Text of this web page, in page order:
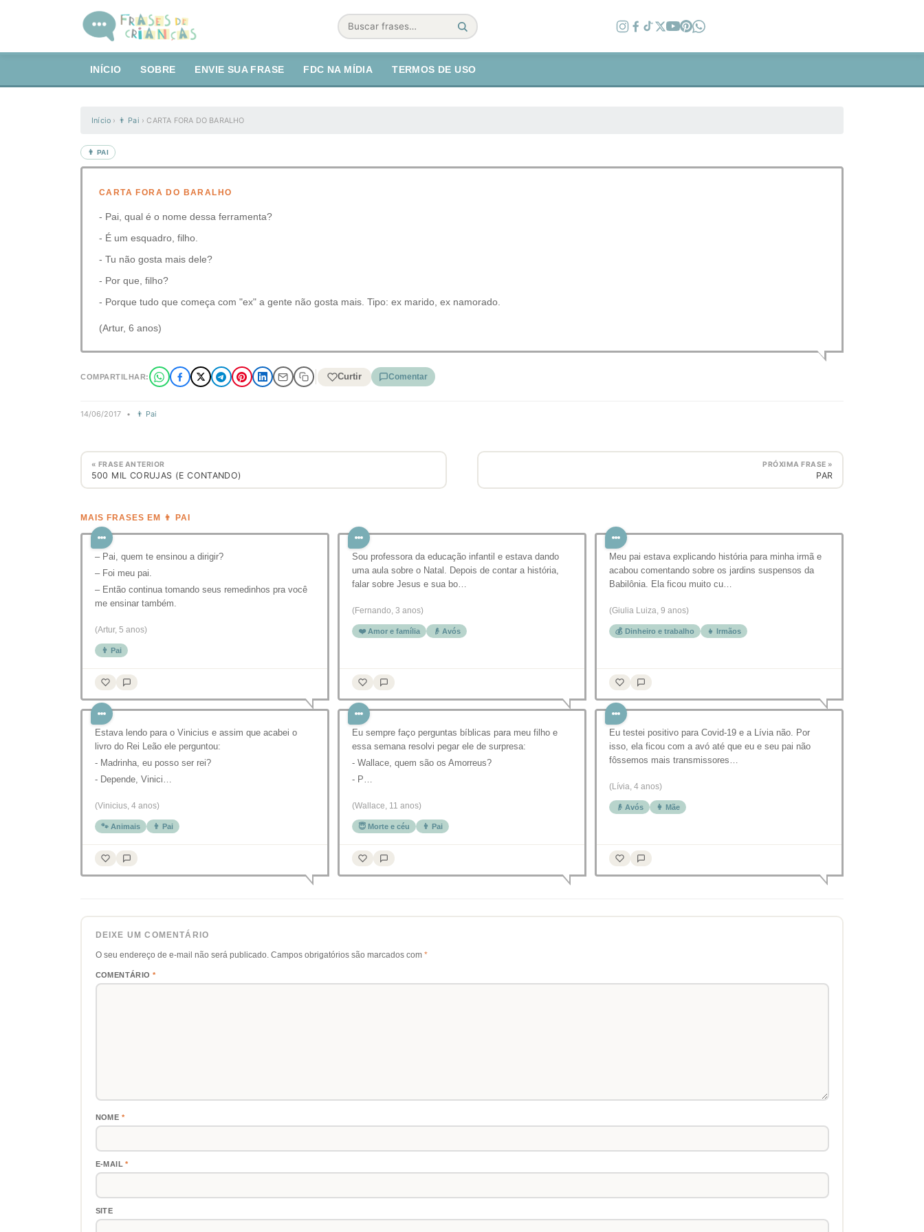
Buscar
INÍCIO SOBRE ENVIE SUA FRASE FDC NA MÍDIA TERMOS DE USO
Início › 👨 Pai ›CARTA FORA DO BARALHO
👨 PAI
CARTA FORA DO BARALHO
- Pai, qual é o nome dessa ferramenta?
- É um esquadro, filho.
- Tu não gosta mais dele?
- Por que, filho?
- Porque tudo que começa com "ex" a gente não gosta mais. Tipo: ex marido, ex namorado.
(Artur, 6 anos)
COMPARTILHAR: Curtir Comentar
14/06/2017 • 👨 Pai
« FRASE ANTERIOR
500 MIL CORUJAS (E CONTANDO)
PRÓXIMA FRASE »
PAR
MAIS FRASES EM 👨 PAI
– Pai, quem te ensinou a dirigir?
– Foi meu pai.
– Então continua tomando seus remedinhos pra você
me ensinar também.
(Artur, 5 anos)
👨 Pai
Sou professora da educação infantil e estava dando
uma aula sobre o Natal. Depois de contar a história,
falar sobre Jesus e sua bo…
(Fernando, 3 anos)
❤️ Amor e família 👴 Avós
Meu pai estava explicando história para minha irmã e
acabou comentando sobre os jardins suspensos da
Babilônia. Ela ficou muito cu…
(Giulia Luiza, 9 anos)
💰 Dinheiro e trabalho 👧 Irmãos
Estava lendo para o Vinicius e assim que acabei o
livro do Rei Leão ele perguntou:
- Madrinha, eu posso ser rei?
- Depende, Vinici…
(Vinicius, 4 anos)
🐾 Animais 👨 Pai
Eu sempre faço perguntas bíblicas para meu filho e
essa semana resolvi pegar ele de surpresa:
- Wallace, quem são os Amorreus?
- P…
(Wallace, 11 anos)
😇 Morte e céu 👨 Pai
Eu testei positivo para Covid-19 e a Lívia não. Por
isso, ela ficou com a avó até que eu e seu pai não
fôssemos mais transmissores…
(Lívia, 4 anos)
👴 Avós 👩 Mãe
DEIXE UM COMENTÁRIO
O seu endereço de e-mail não será publicado. Campos obrigatórios são marcados com *
COMENTÁRIO *
NOME *
E-MAIL*
SITE